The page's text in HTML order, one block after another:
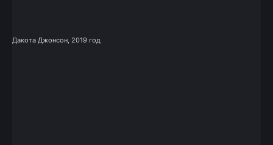
Дакота Джонсон, 2019 год